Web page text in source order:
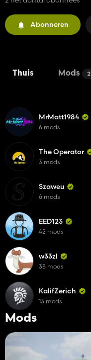
Abonneren
Thuis Mods 2
Mods
MrMatt1984
6 mods
The Operator
3 mods
Szaweu
6 mods
EED123
42 mods
w33zl
38 mods
KalifZerich
13 mods